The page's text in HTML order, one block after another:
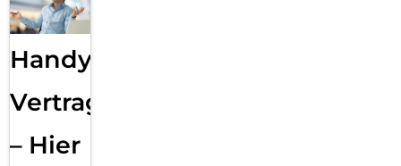
Handy
Vertragsabwicklung
– Hier